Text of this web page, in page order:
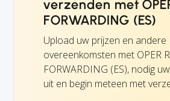
verzenden met
FORWARDING (ES)
Upload uw prijzen en andere
overeenkomsten met OPER
FORWARDING (ES), nodig
uit en begin meteen met